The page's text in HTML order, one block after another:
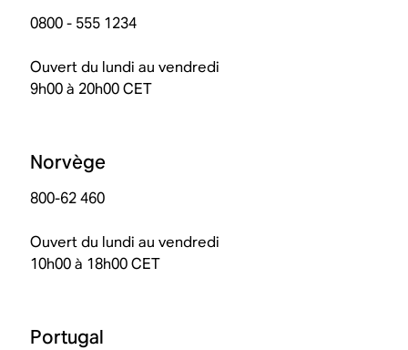
0800 - 555 1234
Ouvert du lundi au vendredi
9h00 à 20h00 CET
Norvège
800-62 460
Ouvert du lundi au vendredi
10h00 à 18h00 CET
Portugal